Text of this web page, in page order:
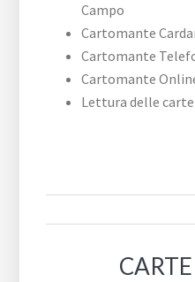
Campo
Cartomante
Cartomante
Cartomante
Lettura delle carte